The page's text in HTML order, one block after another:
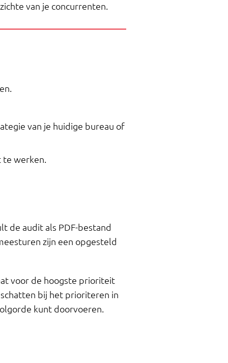
van je concurrenten.
van je huidige bureau of
werken.
de audit als PDF-bestand
zijn een opgesteld
voor de hoogste prioriteit
bij het prioriteren in
kunt doorvoeren.